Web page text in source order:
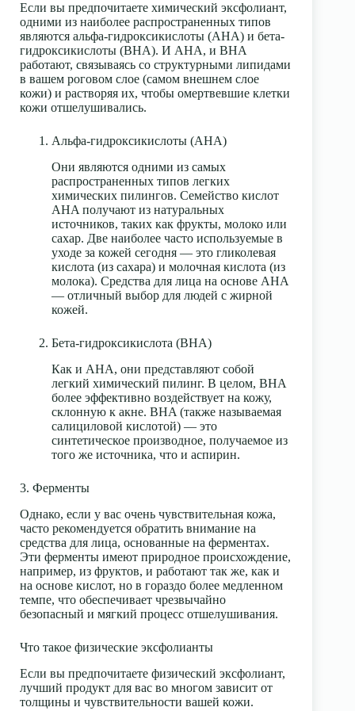
Если вы предпочитаете химический эксфолиант,
одними из наиболее распространенных типов
являются альфа-гидроксикислоты (AHA) и бета-
гидроксикислоты (BHA). И AHA, и BHA
работают, связываясь со структурными липидами
в вашем роговом слое (самом внешнем слое
кожи) и растворяя их, чтобы омертвевшие клетки
кожи отшелушивались.
Альфа-гидроксикислоты (AHA)
Они являются одними из самых
распространенных типов легких
химических пилингов. Семейство кислот
AHA получают из натуральных
источников, таких как фрукты, молоко или
сахар. Две наиболее часто используемые в
уходе за кожей сегодня — это гликолевая
кислота (из сахара) и молочная кислота (из
молока). Средства для лица на основе AHA
— отличный выбор для людей с жирной
кожей.
Бета-гидроксикислота (BHA)
Как и AHA, они представляют собой
легкий химический пилинг. В целом, BHA
более эффективно воздействует на кожу,
склонную к акне. BHA (также называемая
салициловой кислотой) — это
синтетическое производное, получаемое из
того же источника, что и аспирин.
3. Ферменты
Однако, если у вас очень чувствительная кожа,
часто рекомендуется обратить внимание на
средства для лица, основанные на ферментах.
Эти ферменты имеют природное происхождение,
например, из фруктов, и работают так же, как и
на основе кислот, но в гораздо более медленном
темпе, что обеспечивает чрезвычайно
безопасный и мягкий процесс отшелушивания.
Что такое физические эксфолианты
Если вы предпочитаете физический эксфолиант,
лучший продукт для вас во многом зависит от
толщины и чувствительности вашей кожи.